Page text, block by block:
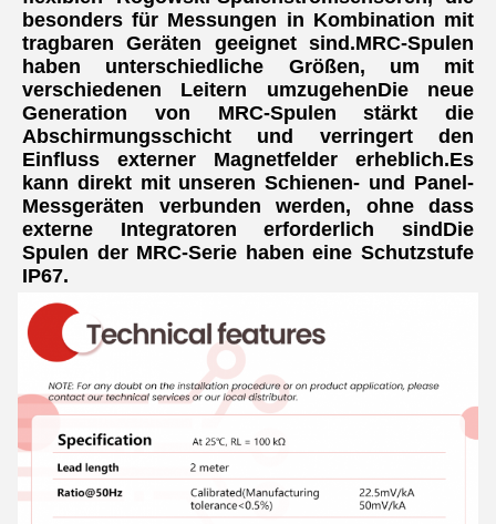
besonders für Messungen in Kombination mit
tragbaren Geräten geeignet sind.MRC-Spulen
haben unterschiedliche Größen, um mit
verschiedenen Leitern umzugehenDie neue
Generation von MRC-Spulen stärkt die
Abschirmungsschicht und verringert den
Einfluss externer Magnetfelder erheblich.Es
kann direkt mit unseren Schienen- und Panel-
Messgeräten verbunden werden, ohne dass
externe Integratoren erforderlich sindDie
Spulen der MRC-Serie haben eine Schutzstufe
IP67.